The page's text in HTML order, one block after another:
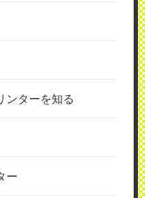
ンターを知る
ー